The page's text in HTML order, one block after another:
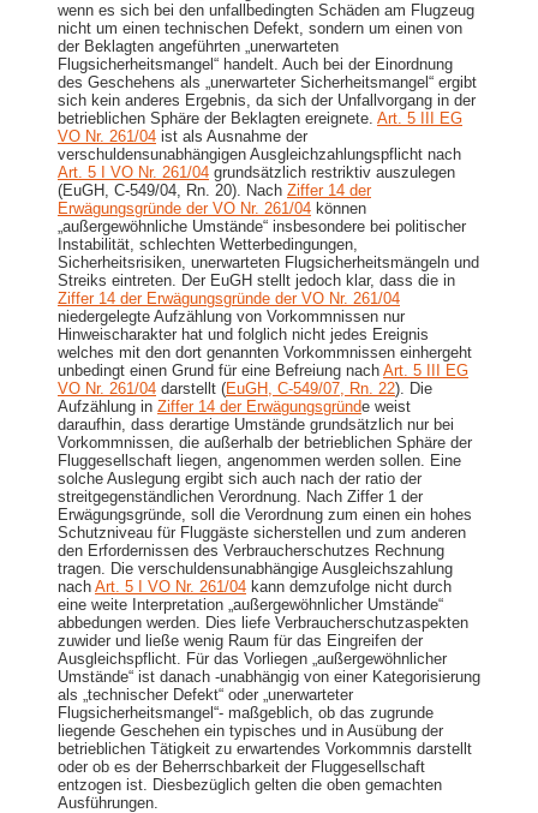
wenn es sich bei den unfallbedingten Schäden am Flugzeug
nicht um einen technischen Defekt, sondern um einen von
der Beklagten angeführten „unerwarteten
Flugsicherheitsmangel“ handelt. Auch bei der Einordnung
des Geschehens als „unerwarteter Sicherheitsmangel“ ergibt
sich kein anderes Ergebnis, da sich der Unfallvorgang in der
betrieblichen Sphäre der Beklagten ereignete. Art. 5 III EG
VO Nr. 261/04 ist als Ausnahme der
verschuldensunabhängigen Ausgleichzahlungspflicht nach
Art. 5 I VO Nr. 261/04 grundsätzlich restriktiv auszulegen
(EuGH, C-549/04, Rn. 20). Nach Ziffer 14 der
Erwägungsgründe der VO Nr. 261/04 können
„außergewöhnliche Umstände“ insbesondere bei politischer
Instabilität, schlechten Wetterbedingungen,
Sicherheitsrisiken, unerwarteten Flugsicherheitsmängeln und
Streiks eintreten. Der EuGH stellt jedoch klar, dass die in
Ziffer 14 der Erwägungsgründe der VO Nr. 261/04
niedergelegte Aufzählung von Vorkommnissen nur
Hinweischarakter hat und folglich nicht jedes Ereignis
welches mit den dort genannten Vorkommnissen einhergeht
unbedingt einen Grund für eine Befreiung nach Art. 5 III EG
VO Nr. 261/04 darstellt (EuGH, C-549/07, Rn. 22). Die
Aufzählung in Ziffer 14 der Erwägungsgründe weist
daraufhin, dass derartige Umstände grundsätzlich nur bei
Vorkommnissen, die außerhalb der betrieblichen Sphäre der
Fluggesellschaft liegen, angenommen werden sollen. Eine
solche Auslegung ergibt sich auch nach der ratio der
streitgegenständlichen Verordnung. Nach Ziffer 1 der
Erwägungsgründe, soll die Verordnung zum einen ein hohes
Schutzniveau für Fluggäste sicherstellen und zum anderen
den Erfordernissen des Verbraucherschutzes Rechnung
tragen. Die verschuldensunabhängige Ausgleichszahlung
nach Art. 5 I VO Nr. 261/04 kann demzufolge nicht durch
eine weite Interpretation „außergewöhnlicher Umstände“
abbedungen werden. Dies liefe Verbraucherschutzaspekten
zuwider und ließe wenig Raum für das Eingreifen der
Ausgleichspflicht. Für das Vorliegen „außergewöhnlicher
Umstände“ ist danach -unabhängig von einer Kategorisierung
als „technischer Defekt“ oder „unerwarteter
Flugsicherheitsmangel“- maßgeblich, ob das zugrunde
liegende Geschehen ein typisches und in Ausübung der
betrieblichen Tätigkeit zu erwartendes Vorkommnis darstellt
oder ob es der Beherrschbarkeit der Fluggesellschaft
entzogen ist. Diesbezüglich gelten die oben gemachten
Ausführungen.